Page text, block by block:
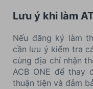
Lưu ý khi làm
Nếu đăng ký làm
cần lưu ý kiểm tra
cùng địa chỉ nhận
ACB ONE để thay
thuận tiện và đảm